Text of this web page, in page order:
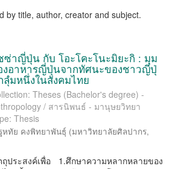
by title, author, creator and subject.
ซ่าญี่ปุ่น กับ โอะโคะโนะมิยะกิ : มุม
งอาหารญี่ปุ่นจากทัศนะของชาวญี่ปุ่
ลุํมหนึ่งในสังคมไทย
Theses (Bachelor's degree) -
/ สารนิพนธ์ - มานุษยวิทยา
Thesis
ทัย คงพิทยาพันธุ์ (มหาวิทยาลัยศิลปากร,
ถุประสงค์เพื่อ 1.ศึกษาความหลากหลายของ